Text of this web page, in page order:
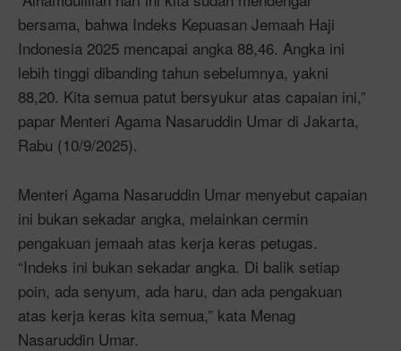
bersama, bahwa Indeks Kepuasan Jemaah Haji
Indonesia 2025 mencapai angka 88,46. Angka ini
lebih tinggi dibanding tahun sebelumnya, yakni
88,20. Kita semua patut bersyukur atas capaian ini,”
papar Menteri Agama Nasaruddin Umar di Jakarta,
Rabu (10/9/2025).
Menteri Agama Nasaruddin Umar menyebut capaian
ini bukan sekadar angka, melainkan cermin
pengakuan jemaah atas kerja keras petugas.
“Indeks ini bukan sekadar angka. Di balik setiap
poin, ada senyum, ada haru, dan ada pengakuan
atas kerja keras kita semua,” kata Menag
Nasaruddin Umar.